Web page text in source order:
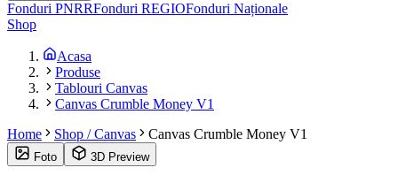
Fonduri PNRRFonduri REGIOFonduri Naționale
Shop
Acasa
Produse
Tablouri Canvas
Canvas Crumble Money V1
Home
Shop / Canvas Canvas Crumble Money V1
Foto 3D Preview